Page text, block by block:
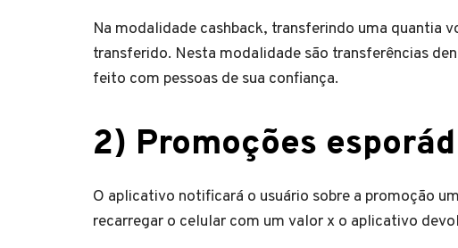
Na modalidade cashback, transferindo uma quantia
transferido. Nesta modalidade são transferências
feito com pessoas de sua confiança.
2) Promoções
O aplicativo notificará o usuário sobre a promoção
recarregar o celular com um valor x o aplicativo